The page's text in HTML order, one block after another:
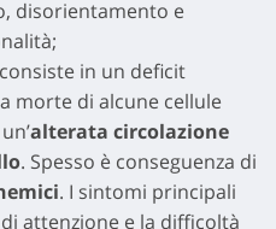
disorientamento e
in un deficit
morte di alcune cellule
alterata circolazione
. Spesso è conseguenza di
. I sintomi principali
attenzione e la difficoltà